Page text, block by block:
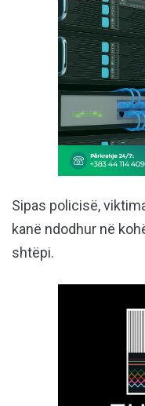
Sipas policisë,
kanë ndodhur në
shtëpi.